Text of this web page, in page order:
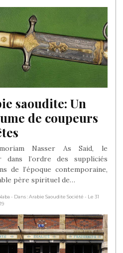
saoudite: Un
de coupeurs
Nasser As Said, le
dans l’ordre des suppliciés
de l’époque contemporaine,
père spirituel de…
- Dans : Arabie Saoudite Société - Le 31